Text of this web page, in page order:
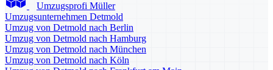
Umzugsprofi Müller
Umzugsunternehmen Detmold
Umzug von Detmold nach Berlin
Umzug von Detmold nach Hamburg
Umzug von Detmold nach München
Umzug von Detmold nach Köln